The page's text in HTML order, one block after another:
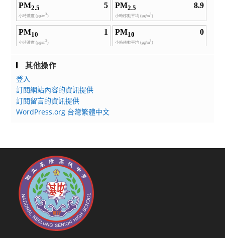
其他操作
登入
訂閱網站內容的資訊提供
訂閱留言的資訊提供
WordPress.org 台灣繁體中文